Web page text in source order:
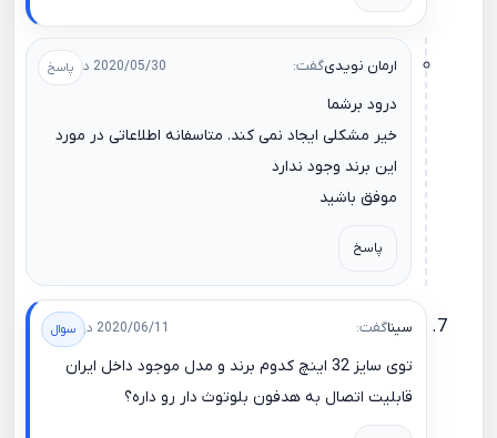
ارمان نویدیگفت: 2020/05/30 در 18:01
درود برشما
خیر مشکلی ایجاد نمی کند. متاسفانه اطلاعاتی در مورد
این برند وجود ندارد
موفق باشید
پاسخ
سیناگفت: 2020/06/11 در 02:01
توی سایز 32 اینچ کدوم برند و مدل موجود داخل ایران
قابلیت اتصال به هدفون بلوتوث دار رو داره؟